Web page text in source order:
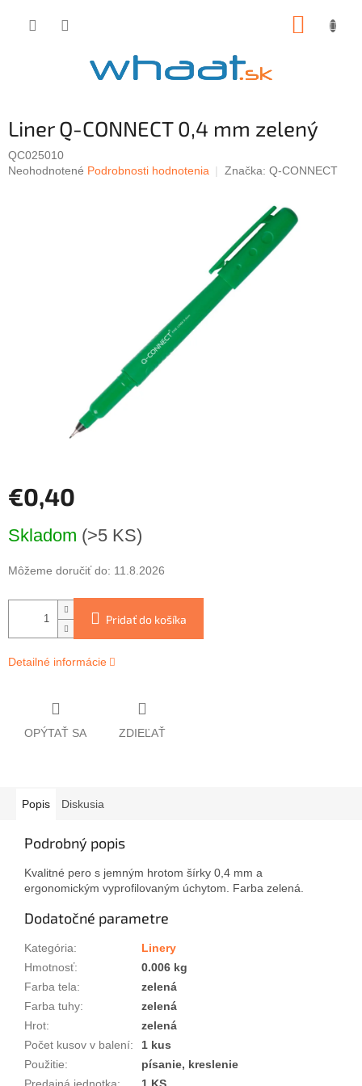
Liner Q-CONNECT 0,4 mm zelený
QC025010
Priemerné
Neohodnotené Podrobnosti hodnotenia Značka: Q-CONNECT
€0,40
cena:
Skladom (>5 KS)
Môžeme doručiť do: 11.8.2026
Pridať do košíka
Detailné informácie
OPÝTAŤ SA ZDIEĽAŤ
Popis Diskusia
Podrobný popis
Kvalitné pero s jemným hrotom šírky 0,4 mm a
ergonomickým vyprofilovaným úchytom. Farba zelená.
Dodatočné parametre
Kategória:
Linery
Hmotnosť:
0.006 kg
Farba tela:
zelená
Farba tuhy:
zelená
Hrot:
zelená
Počet kusov v balení:
1 kus
Použitie:
písanie, kreslenie